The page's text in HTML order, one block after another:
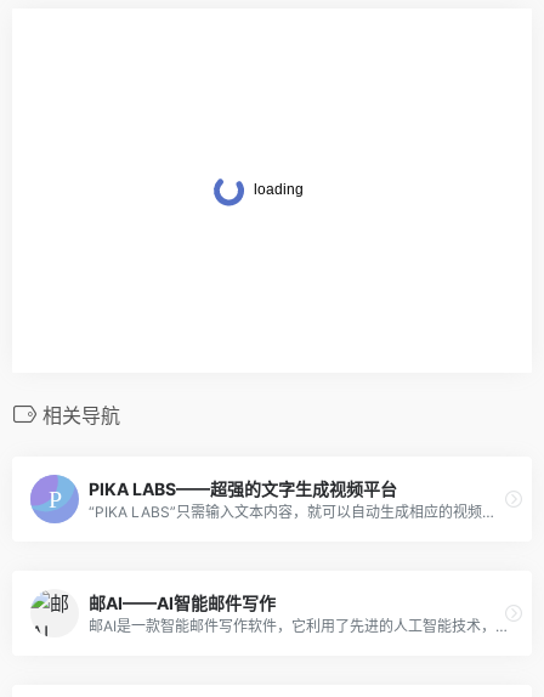
相关导航
PIKA LABS——超强的文字生成视频平台
“PIKA LABS”只需输入文本内容，就可以自动生成相应的视频。这使得用户可以快速地将他们的创意转化为视觉内容，而无需具备专业的视频制作技能。
邮AI——AI智能邮件写作
邮AI是一款智能邮件写作软件，它利用了先进的人工智能技术，能够帮助用户更加轻松地撰写出富有吸引力、专业且精准的电子邮件。